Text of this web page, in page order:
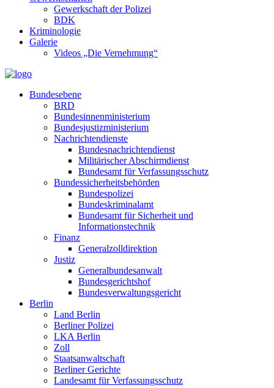
Gewerkschaft der Polizei
BDK
Kriminologie
Galerie
Videos „Die Vernehmung“
Bundesebene
BRD
Bundesinnenministerium
Bundesjustizministerium
Nachrichtendienste
Bundesnachrichtendienst
Militärischer Abschirmdienst
Bundesamt für Verfassungsschutz
Bundessicherheitsbehörden
Bundespolizei
Bundeskriminalamt
Bundesamt für Sicherheit und
Informationstechnik
Finanz
Generalzolldirektion
Justiz
Generalbundesanwalt
Bundesgerichtshof
Bundesverwaltungsgericht
Berlin
Land Berlin
Berliner Polizei
LKA Berlin
Zoll
Staatsanwaltschaft
Berliner Gerichte
Landesamt für Verfassungsschutz